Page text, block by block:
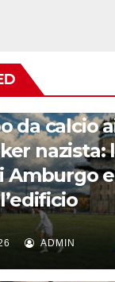
da calcio
nazista:
Amburgo
ADMIN